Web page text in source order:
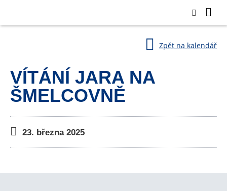
Zpět na kalendář
VÍTÁNÍ JARA NA
ŠMELCOVNĚ
23. března 2025